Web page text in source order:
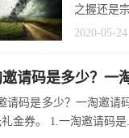
之握还是
2020-05-24
请码是多少？一
请码是多少？一淘邀请
金券。 1.一淘邀请码是